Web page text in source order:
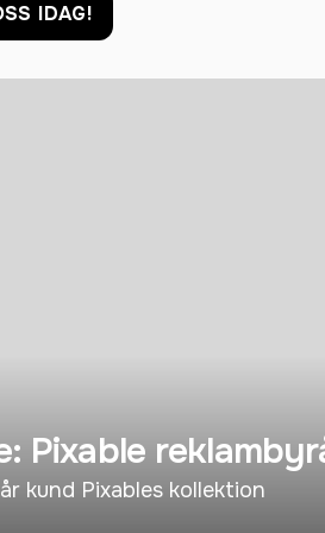
IDAG!
Pixable
kund Pixables kollektion